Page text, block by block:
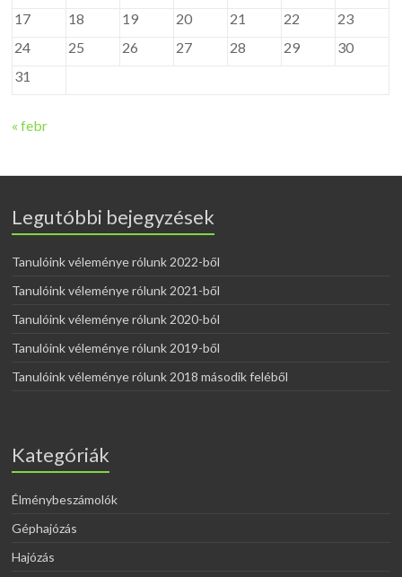
17
18 19 20 21 22
23
24
25 26 27 28 29
30
31
« febr
Legutóbbi bejegyzések
Tanulóink véleménye rólunk 2022-ből
Tanulóink véleménye rólunk 2021-ből
Tanulóink véleménye rólunk 2020-ból
Tanulóink véleménye rólunk 2019-ből
Tanulóink véleménye rólunk 2018 második feléből
Kategóriák
Élménybeszámolók
Géphajózás
Hajózás